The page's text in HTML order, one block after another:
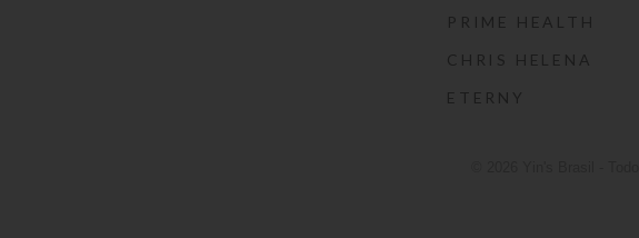
PRIME HEALTH
CHRIS HELENA
ETERNY